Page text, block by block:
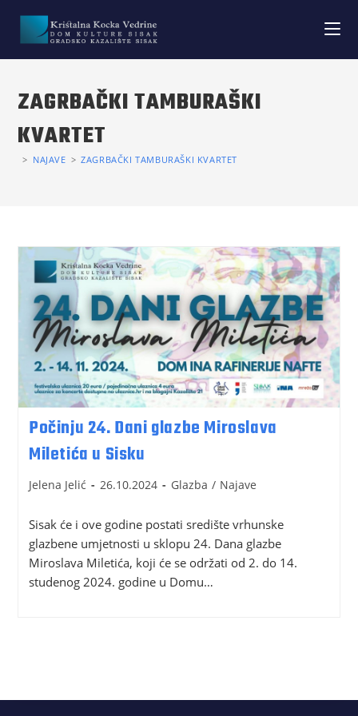
ZAGRBAČKI TAMBURAŠKI
KVARTET
> NAJAVE > ZAGRBAČKI TAMBURAŠKI KVARTET
Počinju 24. Dani glazbe Miroslava
Miletića u Sisku
Jelena Jelić 26.10.2024 Glazba / Najave
Sisak će i ove godine postati središte vrhunske
glazbene umjetnosti u sklopu 24. Dana glazbe
Miroslava Miletića, koji će se održati od 2. do 14.
studenog 2024. godine u Domu…